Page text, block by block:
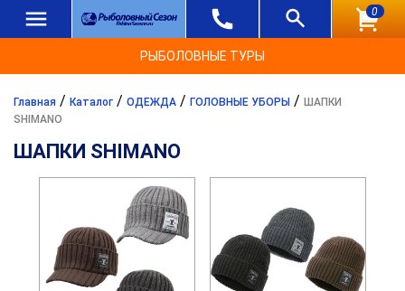
0
РЫБОЛОВНЫЕ ТУРЫ
Главная / Каталог / ОДЕЖДА / ГОЛОВНЫЕ УБОРЫ / ШАПКИ
SHIMANO
ШАПКИ SHIMANO